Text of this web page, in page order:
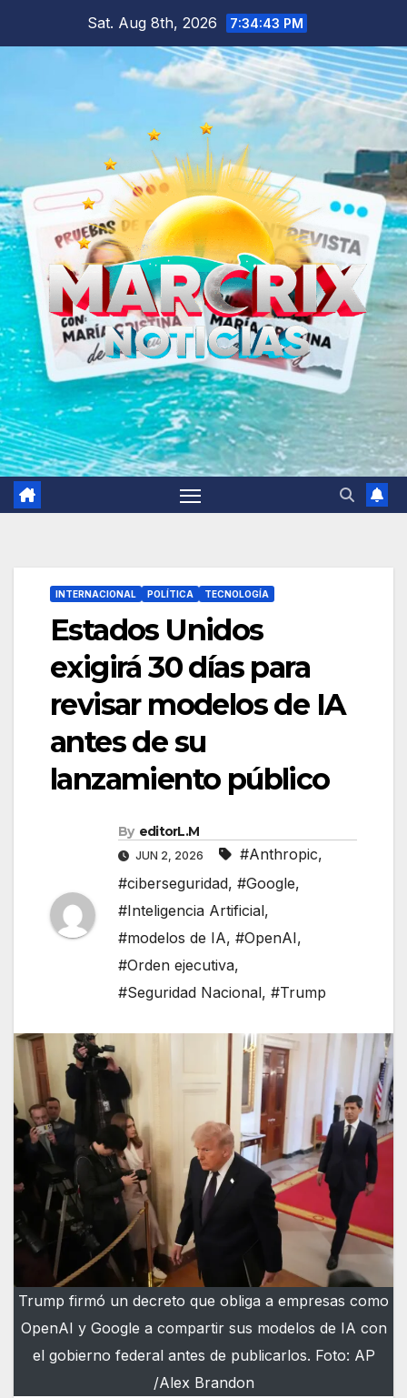
Sat. Aug 8th, 2026 7:34:45 PM
INTERNACIONAL POLÍTICA TECNOLOGÍA
Estados Unidos
exigirá 30 días para
revisar modelos de IA
antes de su
lanzamiento público
By editorL.M
JUN 2, 2026 #Anthropic,
#ciberseguridad, #Google,
#Inteligencia Artificial,
#modelos de IA, #OpenAI,
#Orden ejecutiva,
#Seguridad Nacional, #Trump
Trump firmó un decreto que obliga a empresas como
OpenAI y Google a compartir sus modelos de IA con
el gobierno federal antes de publicarlos. Foto: AP
/Alex Brandon